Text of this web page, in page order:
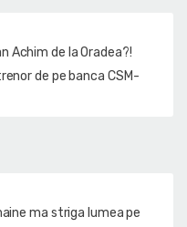
Achim de la Oradea?!
de pe banca CSM-
ma striga lumea pe